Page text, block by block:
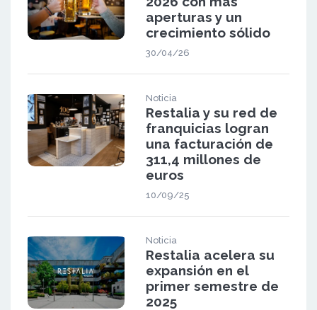
aperturas y un
crecimiento sólido
30/04/26
Noticia
Restalia y su red de
franquicias logran
una facturación de
311,4 millones de
euros
10/09/25
Noticia
Restalia acelera su
expansión en el
primer semestre de
2025